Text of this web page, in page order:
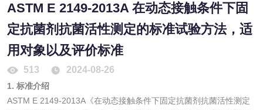
ASTM E 2149-2013A 在动态接触条件下固
定抗菌剂抗菌活性测定的标准试验方法，适
用对象以及评价标准
513 2024-08-26
1. 标准介绍
ASTM E 2149-2013A《在动态接触条件下固定抗菌剂抗菌活性测定
防霉检测 霉菌污染分析
消毒产品备案